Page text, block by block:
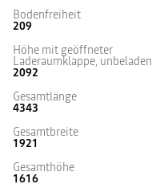
Bodenfreiheit
209
Höhe mit geöffneter
Laderaumklappe, unbeladen
2092
Gesamtlänge
4343
Gesamtbreite
1921
Gesamthöhe
1616